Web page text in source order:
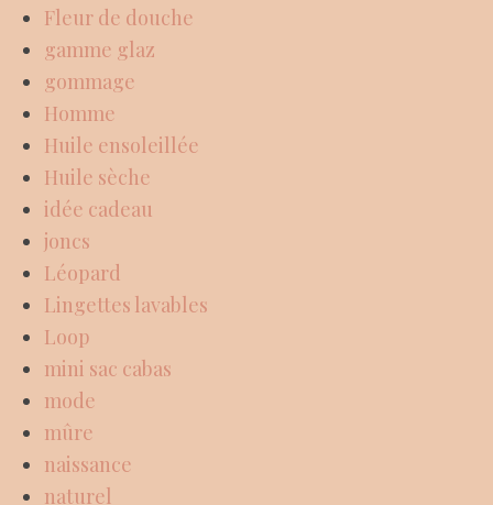
Fleur de douche
gamme glaz
gommage
Homme
Huile ensoleillée
Huile sèche
idée cadeau
joncs
Léopard
Lingettes lavables
Loop
mini sac cabas
mode
mûre
naissance
naturel